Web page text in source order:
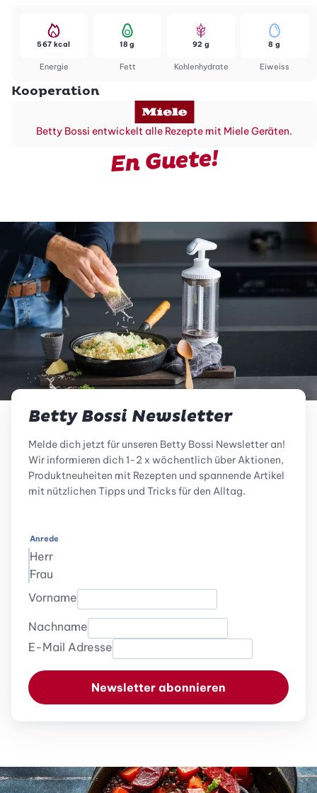
Energie
567 kcal
Fett
18 g
Kohlenhydrate
92 g
Eiweiss
8 g
Kooperation
Betty Bossi entwickelt alle Rezepte mit Miele Geräten.
En Guete!
Betty Bossi Newsletter
Melde dich jetzt für unseren Betty Bossi Newsletter an!
Wir informieren dich 1-2 x wöchentlich über Aktionen,
Produktneuheiten mit Rezepten und spannende Artikel
mit nützlichen Tipps und Tricks für den Alltag.
Anrede
Herr
Frau
Vorname
Nachname
E-Mail Adresse
Newsletter abonnieren